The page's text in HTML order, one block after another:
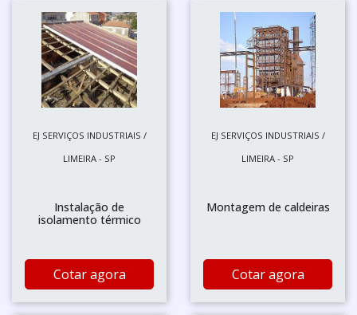
EJ SERVIÇOS INDUSTRIAIS /
LIMEIRA - SP
Instalação de
isolamento térmico
Cotar agora
EJ SERVIÇOS INDUSTRIAIS /
LIMEIRA - SP
Montagem de caldeiras
Cotar agora